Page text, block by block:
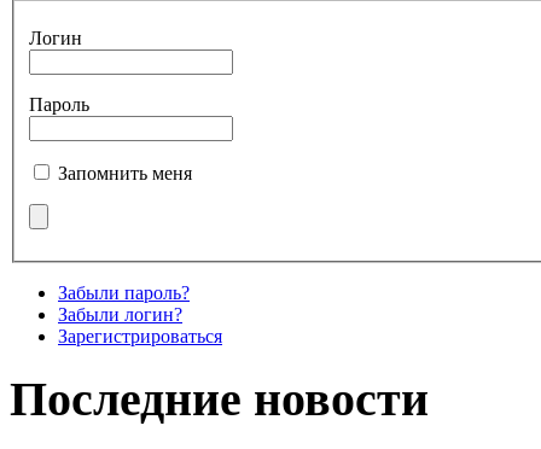
Логин
Пароль
Запомнить меня
Забыли пароль?
Забыли логин?
Зарегистрироваться
Последние новости